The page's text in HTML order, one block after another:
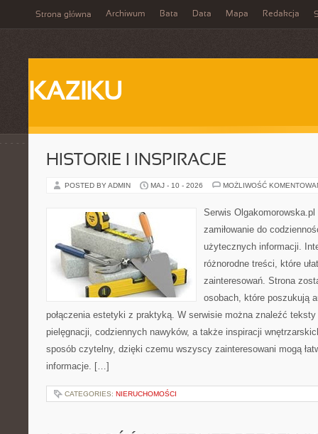
Strona główna Archiwum Bata Data Mapa Redakcja
KAZIKU
HISTORIE I INSPIRACJE
POSTED BY ADMIN MAJ - 10 - 2026 MOŻLIWOŚĆ
Serwis
zamiłowanie do
użytecznych informacji.
różnorodne treści, które
zainteresowań. Strona
osobach, które poszukują
połączenia estetyki z praktyką. W serwisie można znaleźć
pielęgnacji, codziennych nawyków, a także inspiracji
sposób czytelny, dzięki czemu wszyscy zainteresowani mogą
informacje. […]
CATEGORIES: NIERUCHOMOŚCI